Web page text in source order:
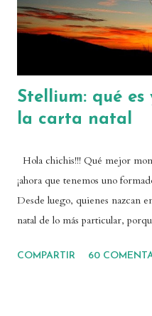
relacion...
Stellium: qué
la carta natal
Hola chichis!!! Qué mejor
¡ahora que tenemos uno
Desde luego, quienes nazcan
natal de lo más particular,
vuestra carta tenéis una
COMPARTIR 60